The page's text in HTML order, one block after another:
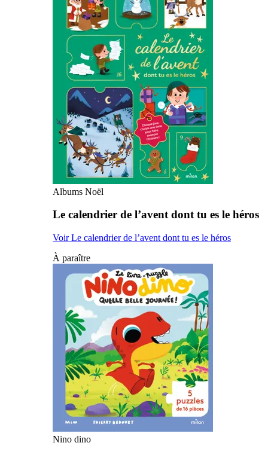
Albums Noël
Le calendrier de l’avent dont tu es le héros
Voir Le calendrier de l’avent dont tu es le héros
À paraître
Nino dino